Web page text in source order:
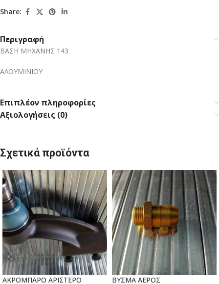
Share:
Περιγραφή
ΒΑΣΗ ΜΗΧΑΝΗΣ 143
ΑΛΟΥΜΙΝΙΟΥ
Επιπλέον πληροφορίες
Αξιολογήσεις (0)
Σχετικά προϊόντα
ΑΚΡΟΜΠΑΡΟ ΑΡΙΣΤΕΡΟ ΒΥΣΜΑ ΑΕΡΟΣ